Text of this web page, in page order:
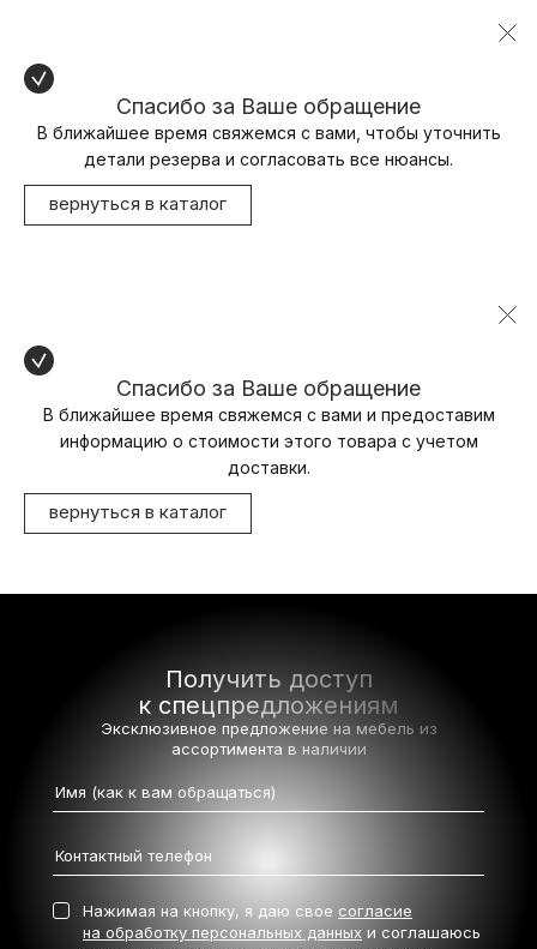
Спасибо за Ваше обращение
В ближайшее время свяжемся с вами, чтобы уточнить
детали резерва и согласовать все нюансы.
вернуться в каталог
Спасибо за Ваше обращение
В ближайшее время свяжемся с вами и предоставим
информацию о стоимости этого товара с учетом
доставки.
вернуться в каталог
Получить доступ
к спецпредложениям
Эксклюзивное предложение на мебель из
ассортимента в наличии
Нажимая на кнопку, я даю свое согласие
на обработку персональных данных и соглашаюсь